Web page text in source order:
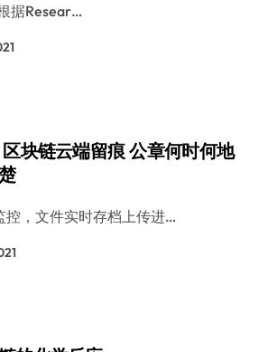
据Resear…
块链云端留痕 公章何时何地
控，文件实时存档上传进…